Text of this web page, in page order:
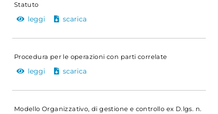
Statuto
leggi scarica
Procedura per le operazioni con parti correlate
leggi scarica
Modello Organizzativo, di gestione e controllo ex D.lgs. n.